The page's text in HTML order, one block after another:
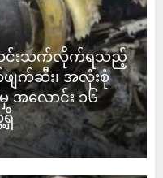
ါ်ဆင်းသက်လိုက်ရသည့်
က်ဆီး၊ အလုံးစုံ
လောင်း ၁၆